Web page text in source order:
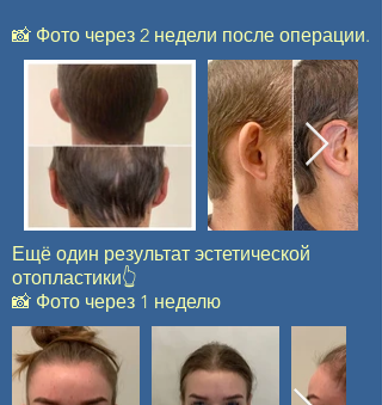
📸 Фото через 2 недели после операции.
Ещё один результат эстетической
отопластики👆
📸 Фото через 1 неделю